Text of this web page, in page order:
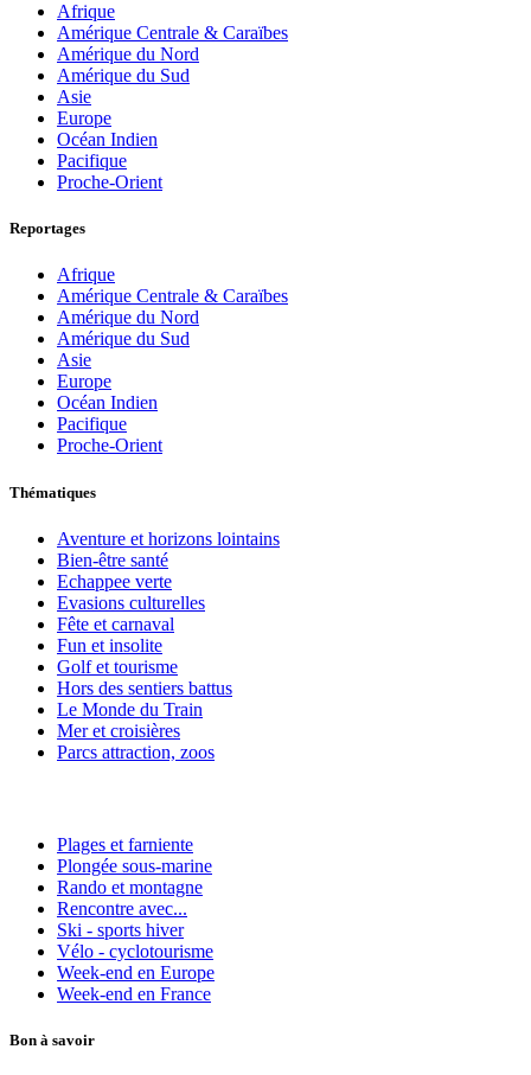
Afrique
Amérique Centrale & Caraïbes
Amérique du Nord
Amérique du Sud
Asie
Europe
Océan Indien
Pacifique
Proche-Orient
Reportages
Afrique
Amérique Centrale & Caraïbes
Amérique du Nord
Amérique du Sud
Asie
Europe
Océan Indien
Pacifique
Proche-Orient
Thématiques
Aventure et horizons lointains
Bien-être santé
Echappee verte
Evasions culturelles
Fête et carnaval
Fun et insolite
Golf et tourisme
Hors des sentiers battus
Le Monde du Train
Mer et croisières
Parcs attraction, zoos
Plages et farniente
Plongée sous-marine
Rando et montagne
Rencontre avec...
Ski - sports hiver
Vélo - cyclotourisme
Week-end en Europe
Week-end en France
Bon à savoir